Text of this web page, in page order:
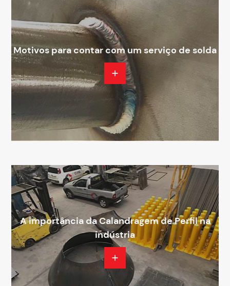
Motivos para contar com um serviço de solda
A importância da Calandragem de Perfil na
indústria